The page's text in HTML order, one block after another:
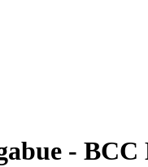
-